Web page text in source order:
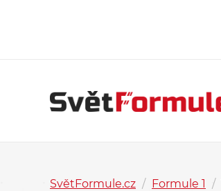
SvětFormule.cz / Formule 1 /